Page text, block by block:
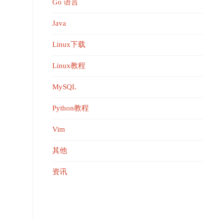
Go 语言
Java
Linux下载
Linux教程
MySQL
Python教程
Vim
其他
资讯